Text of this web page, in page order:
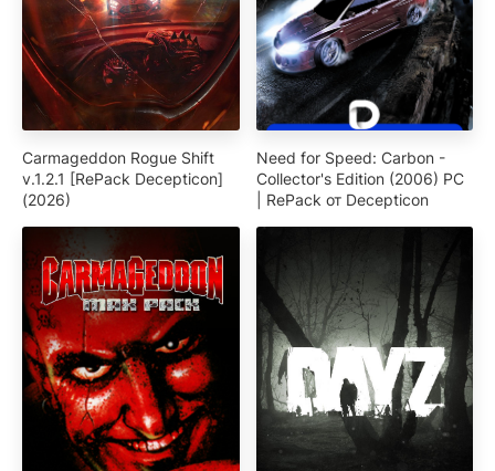
Carmageddon Rogue Shift
v.1.2.1 [RePack Decepticon]
(2026)
Need for Speed: Carbon -
Collector's Edition (2006) PC
| RePack от Decepticon